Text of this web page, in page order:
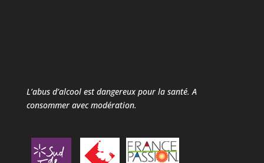
L’abus d’alcool est dangereux pour la santé.A
consommer avec modération.